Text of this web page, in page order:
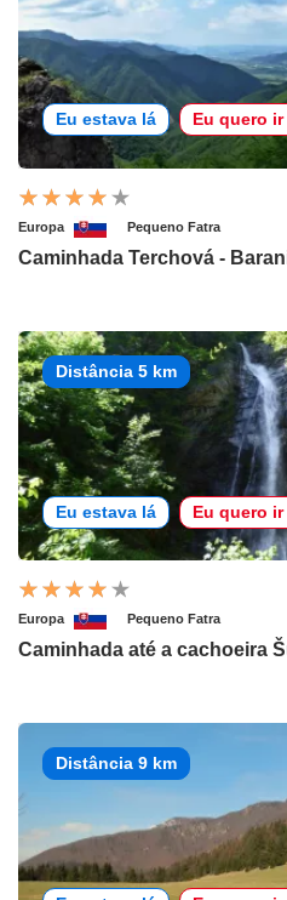
Eu estava lá Eu quero ir
Europa Pequeno Fatra
Caminhada Terchová -
Distância 5 km
Eu estava lá Eu quero ir
Europa Pequeno Fatra
Caminhada até a cachoeira
Distância 9 km